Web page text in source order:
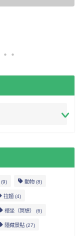
(9) 動物 (8)
拉麵 (4)
禪坐（冥想） (6)
隱藏景點 (27)